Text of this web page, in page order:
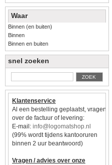
Waar
Binnen (en buiten)
Binnen
Binnen en buiten
snel zoeken
ZOEK
Klantenservice
Al een bestelling geplaatst, vragen
over de factuur of levering:
E-mail: info@logomatshop.nl
(99% wordt tijdens kantooruren
binnen 2 uur beantwoord)
Vragen / advies over onze